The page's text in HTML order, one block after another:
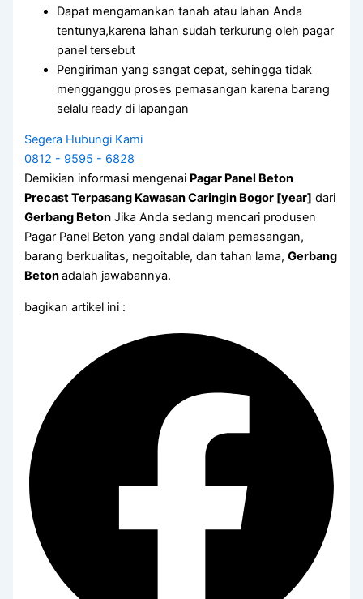
Dapat mengamankan tanah atau lahan Anda
tentunya,karena lahan sudah terkurung oleh pagar
panel tersebut
Pengiriman yang sangat cepat, sehingga tidak
mengganggu proses pemasangan karena barang
selalu ready di lapangan
Segera Hubungi Kami
0812 - 9595 - 6828
Demikian informasi mengenai Pagar Panel Beton
Precast Terpasang Kawasan Caringin Bogor [year] dari
Gerbang Beton Jika Anda sedang mencari produsen
Pagar Panel Beton yang andal dalam pemasangan,
barang berkualitas, negoitable, dan tahan lama,Gerbang
Betonadalah jawabannya.
bagikan artikel ini :